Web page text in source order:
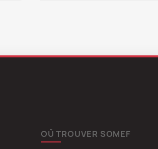
OÙ TROUVER SOMEF